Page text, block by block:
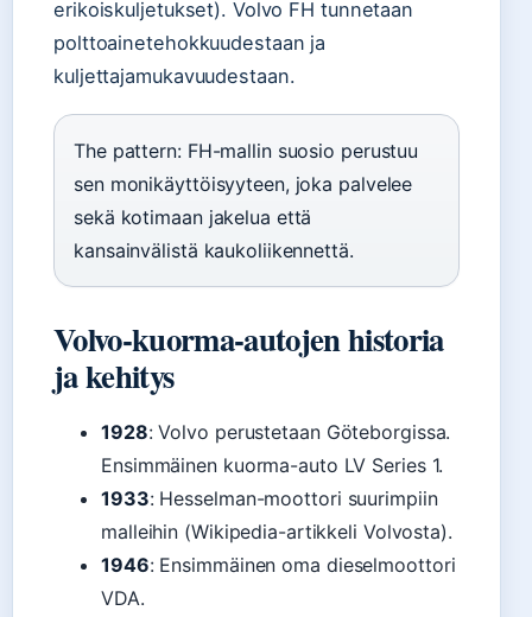
erikoiskuljetukset). Volvo FH tunnetaan
polttoainetehokkuudestaan ja
kuljettajamukavuudestaan.
The pattern: FH-mallin suosio perustuu
sen monikäyttöisyyteen, joka palvelee
sekä kotimaan jakelua että
kansainvälistä kaukoliikennettä.
Volvo-kuorma-autojen historia
ja kehitys
1928: Volvo perustetaan Göteborgissa.
Ensimmäinen kuorma-auto LV Series 1.
1933: Hesselman-moottori suurimpiin
malleihin (Wikipedia-artikkeli Volvosta).
1946: Ensimmäinen oma dieselmoottori
VDA.